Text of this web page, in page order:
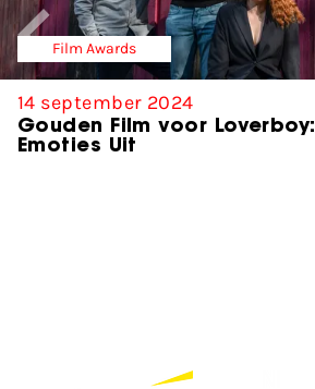
Film Awards
14 september 2024
Gouden Film voor Loverboy:
Emoties Uit